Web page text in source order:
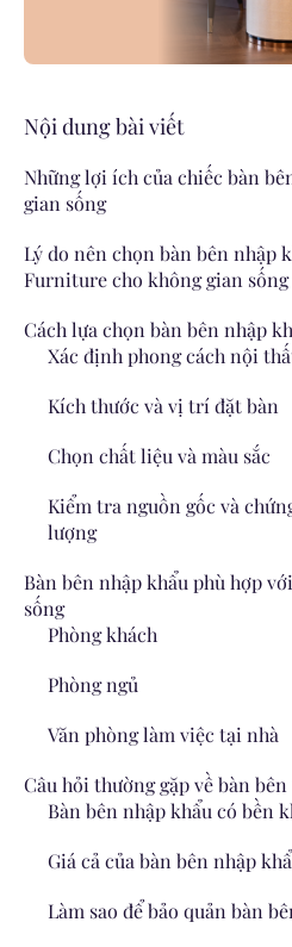
Nội dung bài viết
Những lợi ích của chiếc bàn
gian sống
Lý do nên chọn bàn bên nhập
Furniture cho không gian sống
Cách lựa chọn bàn bên nhập
Xác định phong cách nội
Kích thước và vị trí đặt bàn
Chọn chất liệu và màu sắc
Kiểm tra nguồn gốc và
lượng
Bàn bên nhập khẩu phù hợp
sống
Phòng khách
Phòng ngủ
Văn phòng làm việc tại nhà
Câu hỏi thường gặp về bàn
Bàn bên nhập khẩu có bền
Giá cả của bàn bên nhập
Làm sao để bảo quản bàn